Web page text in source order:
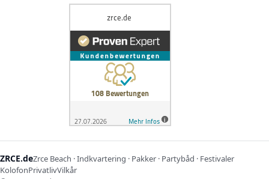
ZRCE.deZrce Beach · Indkvartering · Pakker · Partybåd · Festivaler
KolofonPrivatlivVilkår